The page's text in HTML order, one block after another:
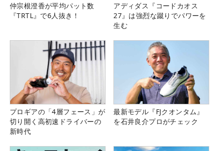
仲宗根澄香が平均パット数
『TRTL』で6人抜き！
アディダス『コードカオス
27』は強烈な蹴りでパワーを
生む
プロギアの「4層フェース」が
切り開く高初速ドライバーの
新時代
最新モデル『FJクオンタム』
を石井良介プロがチェック